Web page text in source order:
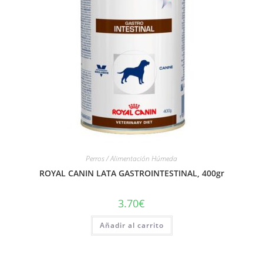
Perros / Alimentación Húmeda
ROYAL CANIN LATA GASTROINTESTINAL, 400gr
3.70€
Añadir al carrito